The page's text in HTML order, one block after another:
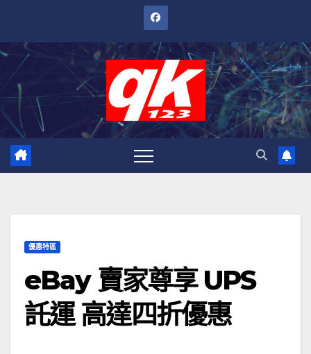
內
優惠特區
eBay 賣家尊享 UPS
託運 高達四折優惠